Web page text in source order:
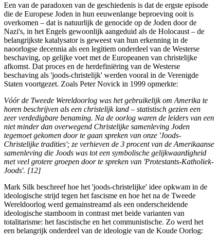
Een van de paradoxen van de geschiedenis is dat de ergste episode
die de Europese Joden in hun eeuwenlange beproeving ooit is
overkomen ‒ dat is natuurlijk de genocide op de Joden door de
Nazi's, in het Engels gewoonlijk aangeduid als de Holocaust ‒ de
belangrijkste katalysator is geweest van hun erkenning in de
naoorlogse decennia als een legitiem onderdeel van de Westerse
beschaving, op gelijke voet met de Europeanen van christelijke
afkomst. Dat proces en de herdefiniëring van de Westerse
beschaving als 'joods-christelijk' werden vooral in de Verenigde
Staten voortgezet. Zoals Peter Novick in 1999 opmerkte:
Vóór de Tweede Wereldoorlog was het gebruikelijk om Amerika te
horen beschrijven als een christelijk land ‒ statistisch gezien een
zeer verdedigbare benaming. Na de oorlog waren de leiders van een
niet minder dan overwegend Christelijke samenleving Joden
tegemoet gekomen door te gaan spreken van onze 'Joods-
Christelijke tradities'; ze verhieven de 3 procent van de Amerikaanse
samenleving die Joods was tot een symbolische gelijkwaardigheid
met veel grotere groepen door te spreken van 'Protestants-Katholiek-
Joods'. [12]
Mark Silk beschreef hoe het 'joods-christelijke' idee opkwam in de
ideologische strijd tegen het fascisme en hoe het na de Tweede
Wereldoorlog werd gemainstreamd als een onderscheidende
ideologische stamboom in contrast met beide varianten van
totalitarisme: het fascistische en het communistische. Zo werd het
een belangrijk onderdeel van de ideologie van de Koude Oorlog: